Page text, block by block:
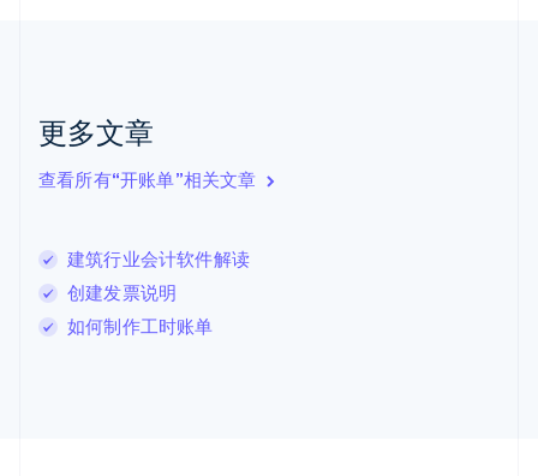
更多文章
查看所有“开账单”相关文章
建筑行业会计软件解读
创建发票说明
如何制作工时账单
立陶宛
列支敦士登
FrançaisDeutschEnglish
罗马尼亚
English
马尔他